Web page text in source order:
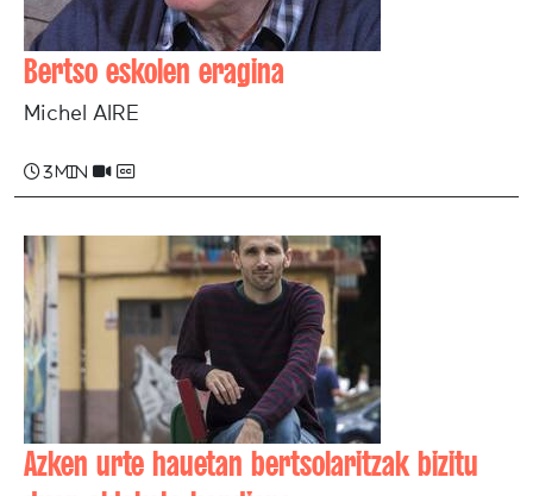
Bertso eskolen eragina
Michel AIRE
3 min
Azken urte hauetan bertsolaritzak bizitu